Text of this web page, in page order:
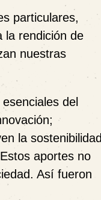
particulares,
la rendición de
nuestras
del
la sostenibilidad
aportes no
Así fueron